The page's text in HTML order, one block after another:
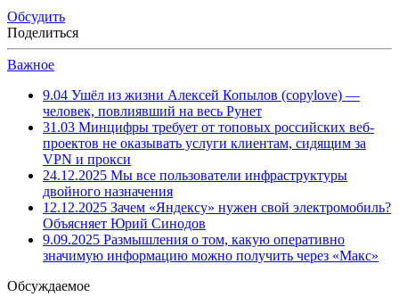
Обсудить
Поделиться
Важное
9.04 Ушёл из жизни Алексей Копылов (copylove) —
человек, повлиявший на весь Рунет
31.03 Минцифры требует от топовых российских веб-
проектов не оказывать услуги клиентам, сидящим за
VPN и прокси
24.12.2025 Мы все пользователи инфраструктуры
двойного назначения
12.12.2025 Зачем «Яндексу» нужен свой электромобиль?
Объясняет Юрий Синодов
9.09.2025 Размышления о том, какую оперативно
значимую информацию можно получить через «Макс»
Обсуждаемое